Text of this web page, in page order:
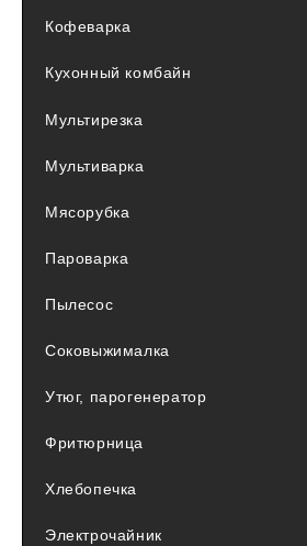
Кофеварка
Кухонный комбайн
Мультирезка
Мультиварка
Мясорубка
Пароварка
Пылесос
Соковыжималка
Утюг, парогенератор
Фритюрница
Хлебопечка
Электрочайник